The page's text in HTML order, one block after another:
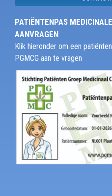
PATIËNTENPAS
AANVRAGEN
Klik hieronder om een
PGMCG aan te vragen